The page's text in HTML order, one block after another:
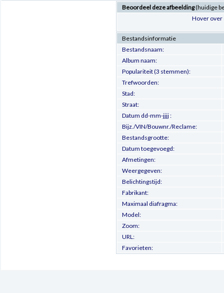
Beoordeel deze afbeelding(huidige
Hover over
Bestandsinformatie
Bestandsnaam:
Album naam:
Populariteit (3 stemmen):
Trefwoorden:
Stad:
Straat:
Datum dd-mm-jjjj :
Bijz./VIN/Bouwnr./Reclame:
Bestandsgrootte:
Datum toegevoegd:
Afmetingen:
Weergegeven:
Belichtingstijd:
Fabrikant:
Maximaal diafragma:
Model:
Zoom:
URL:
Favorieten: